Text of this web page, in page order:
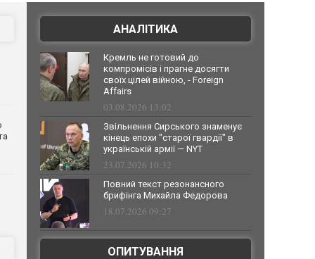
АНАЛІТИКА
Кремль не готовий до
компромісів і прагне досягти
своїх цілей війною, - Foreign
Affairs
03.08.2026 13:02
Звільнення Сирського знаменує
кінець епохи "старої гвардії" в
українській армії — NYT
23.07.2026 10:32
Повний текст резонансного
брифінга Михайла Федорова
18.07.2026 09:27
ОПИТУВАННЯ